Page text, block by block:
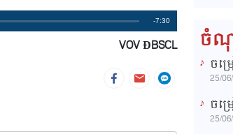
Remaining
Time
-7:30
VOV ĐBSCL ចំណុ
ចម្
25/
ចម្
25/